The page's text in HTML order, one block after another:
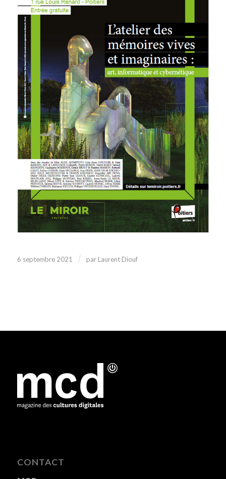
6 septembre 2021 / par Laurent Diouf
CONTACT